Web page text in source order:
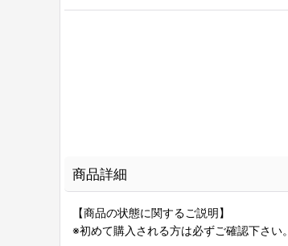
商品詳細
【商品の状態に関するご説明】
※初めて購入される方は必ずご確認下さい。